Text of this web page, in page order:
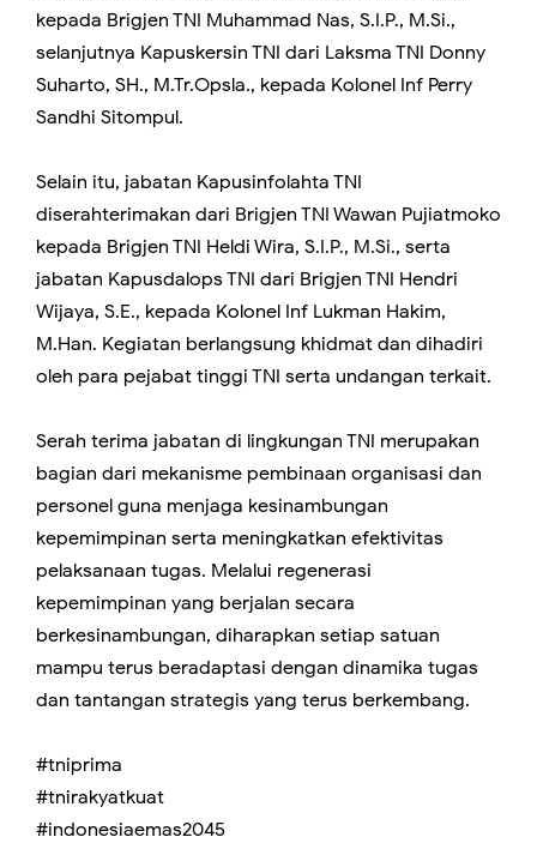
kepada Brigjen TNI Muhammad Nas, S.I.P., M.Si.,
selanjutnya Kapuskersin TNI dari Laksma TNI Donny
Suharto, SH., M.Tr.Opsla., kepada Kolonel Inf Perry
Sandhi Sitompul.
Selain itu, jabatan Kapusinfolahta TNI
diserahterimakan dari Brigjen TNI Wawan Pujiatmoko
kepada Brigjen TNI Heldi Wira, S.I.P., M.Si., serta
jabatan Kapusdalops TNI dari Brigjen TNI Hendri
Wijaya, S.E., kepada Kolonel Inf Lukman Hakim,
M.Han. Kegiatan berlangsung khidmat dan dihadiri
oleh para pejabat tinggi TNI serta undangan terkait.
Serah terima jabatan di lingkungan TNI merupakan
bagian dari mekanisme pembinaan organisasi dan
personel guna menjaga kesinambungan
kepemimpinan serta meningkatkan efektivitas
pelaksanaan tugas. Melalui regenerasi
kepemimpinan yang berjalan secara
berkesinambungan, diharapkan setiap satuan
mampu terus beradaptasi dengan dinamika tugas
dan tantangan strategis yang terus berkembang.
#tniprima
#tnirakyatkuat
#indonesiaemas2045